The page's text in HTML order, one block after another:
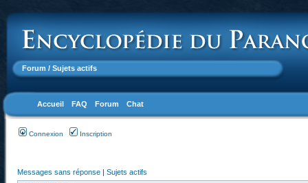
Forum / Sujets actifs
Accueil FAQ Forum Chat
Connexion Inscription
Messages sans réponse | Sujets actifs